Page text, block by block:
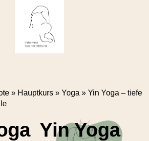
» Hauptkurs » Yoga » Yin Yoga – tiefe
Yin Yoga